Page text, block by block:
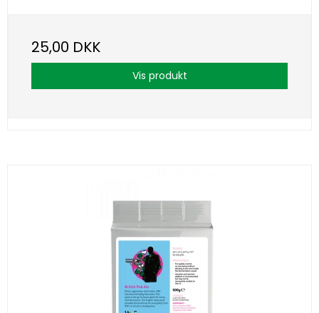
25,00 DKK
Vis produkt